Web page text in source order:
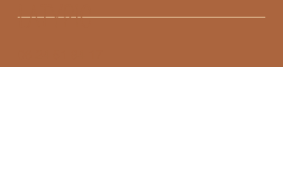
LATYPIC